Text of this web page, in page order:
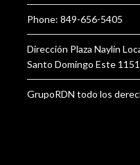
Phone: 849-656-5405
Dirección Plaza Naylin
Santo Domingo Este
GrupoRDN todo los